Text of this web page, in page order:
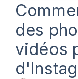
des
vidéos